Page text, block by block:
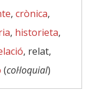
, crònica,
, historieta,
, relat,
(col·loquial)